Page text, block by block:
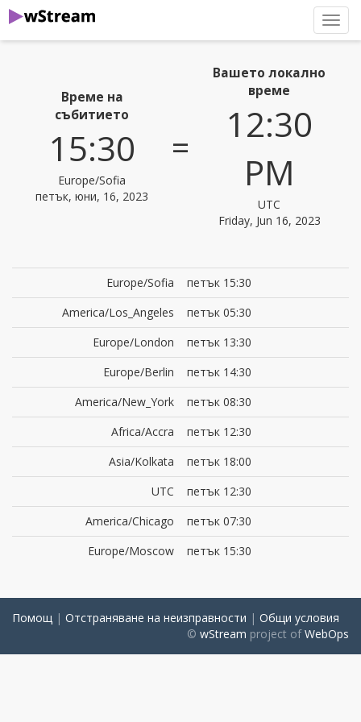
Време на
събитието
15:30
Europe/Sofia
петък, юни, 16, 2023
=
Вашето локално
време
12:30
PM
UTC
Friday, Jun 16, 2023
Europe/Sofia
петък 15:30
America/Los_Angeles
петък 05:30
Europe/London
петък 13:30
Europe/Berlin
петък 14:30
America/New_York
петък 08:30
Africa/Accra
петък 12:30
Asia/Kolkata
петък 18:00
UTC
петък 12:30
America/Chicago
петък 07:30
Europe/Moscow
петък 15:30
Помощ | Отстраняване на неизправности | Общи условия
© wStream project ofWebOps